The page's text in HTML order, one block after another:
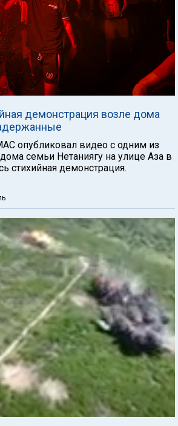
демонстрация возле дома
опубликовал видео с одним из
семьи Нетаниягу на улице Аза в
стихийная демонстрация.